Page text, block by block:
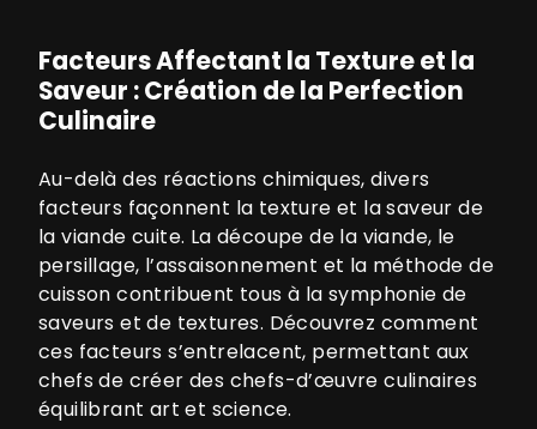
Facteurs Affectant la Texture et la
Saveur : Création de la Perfection
Culinaire
Au-delà des réactions chimiques, divers
facteurs façonnent la texture et la saveur de
la viande cuite. La découpe de la viande, le
persillage, l’assaisonnement et la méthode de
cuisson contribuent tous à la symphonie de
saveurs et de textures. Découvrez comment
ces facteurs s’entrelacent, permettant aux
chefs de créer des chefs-d’œuvre culinaires
équilibrant art et science.